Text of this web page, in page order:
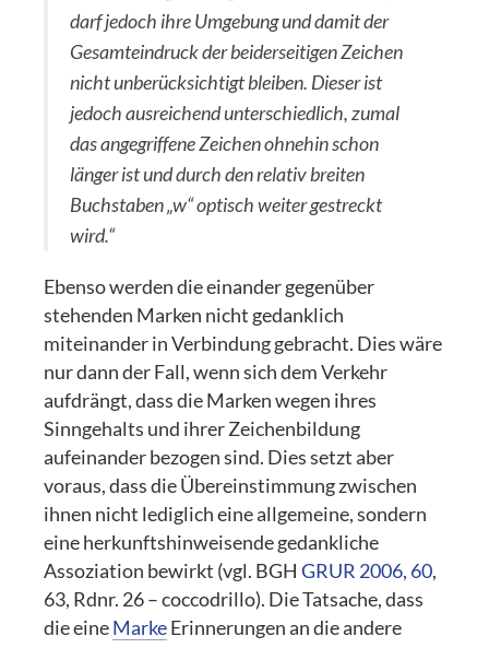
darf jedoch ihre Umgebung und damit der
Gesamteindruck der beiderseitigen Zeichen
nicht unberücksichtigt bleiben. Dieser ist
jedoch ausreichend unterschiedlich, zumal
das angegriffene Zeichen ohnehin schon
länger ist und durch den relativ breiten
Buchstaben „w“ optisch weiter gestreckt
wird.“
Ebenso werden die einander gegenüber
stehenden Marken nicht gedanklich
miteinander in Verbindung gebracht. Dies wäre
nur dann der Fall, wenn sich dem Verkehr
aufdrängt, dass die Marken wegen ihres
Sinngehalts und ihrer Zeichenbildung
aufeinander bezogen sind. Dies setzt aber
voraus, dass die Übereinstimmung zwischen
ihnen nicht lediglich eine allgemeine, sondern
eine herkunftshinweisende gedankliche
Assoziation bewirkt (vgl. BGHGRUR 2006, 60,
63, Rdnr. 26 – coccodrillo). Die Tatsache, dass
die eineMarkeErinnerungen an die andere